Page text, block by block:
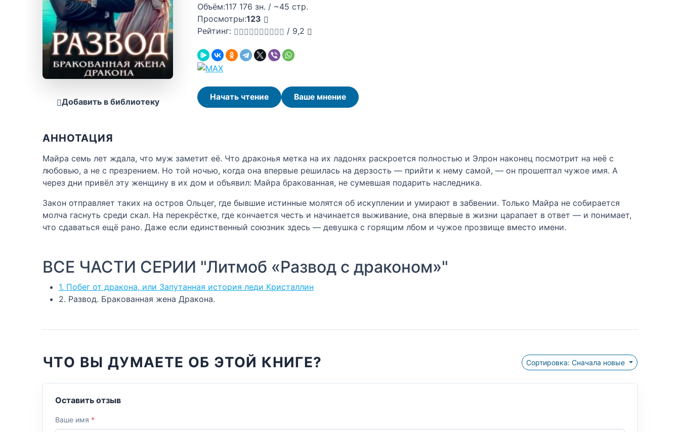
Добавить в библиотеку
Объём:117 176 зн. / ~45 стр.
Просмотры:123
Рейтинг:
/ 9,2
Начать чтение Ваше мнение
АННОТАЦИЯ
Майра семь лет ждала, что муж заметит её. Что драконья метка на их ладонях раскроется полностью и Элрон наконец посмотрит на неё с
любовью, а не с презрением. Но той ночью, когда она впервые решилась на дерзость — прийти к нему самой, — он прошептал чужое имя. А
через дни привёл эту женщину в их дом и объявил: Майра бракованная, не сумевшая подарить наследника.
Закон отправляет таких на остров Ольцег, где бывшие истинные молятся об искуплении и умирают в забвении. Только Майра не собирается
молча гаснуть среди скал. На перекрёстке, где кончается честь и начинается выживание, она впервые в жизни царапает в ответ — и понимает,
что сдаваться ещё рано. Даже если единственный союзник здесь — девушка с горящим лбом и чужое прозвище вместо имени.
ВСЕ ЧАСТИ СЕРИИ "Литмоб «Развод с драконом»"
1. Побег от дракона, или Запутанная история леди Кристаллин
2. Развод. Бракованная жена Дракона.
ЧТО ВЫ ДУМАЕТЕ ОБ ЭТОЙ КНИГЕ? Сортировка: Сначала новые
Оставить отзыв
Ваше имя *